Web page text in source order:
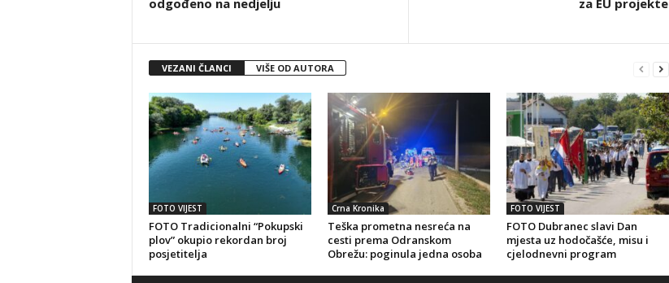
odgođeno na nedjelju
za EU projekte
VEZANI ČLANCI VIŠE OD AUTORA
FOTO VIJEST
FOTO Tradicionalni “Pokupski
plov” okupio rekordan broj
posjetitelja
Crna Kronika
Teška prometna nesreća na
cesti prema Odranskom
Obrežu: poginula jedna osoba
FOTO VIJEST
FOTO Dubranec slavi Dan
mjesta uz hodočašće, misu i
cjelodnevni program